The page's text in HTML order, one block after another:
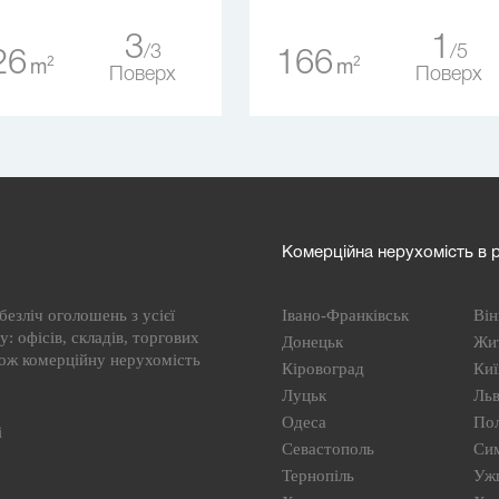
m2 3 3
Поверх
166 m2 1
5
Поверх
оголошень з усієї
офісів, складів, торгових
комерційну нерухомість
Комерційна нерухомість в
Івано-Франківськ
Донецьк
Кіровоград
Луцьк
Одеса
Севастополь
Тернопіль